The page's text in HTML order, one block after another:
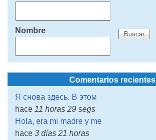
Nombre
Comentarios recientes
Я снова здесь. В этом
hace 11 horas 29 segs
Hola, era mi madre y me
hace 3 días 21 horas